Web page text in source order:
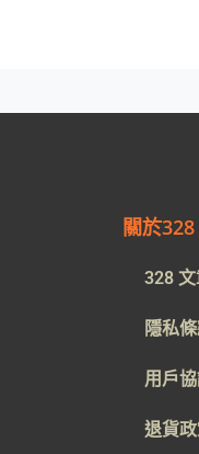
關於328
328
隱私
用戶
退貨